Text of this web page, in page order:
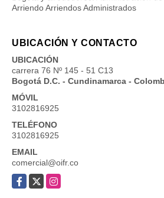
Arriendo Arriendos Administrados
UBICACIÓN Y CONTACTO
UBICACIÓN
carrera 76 Nº 145 - 51 C13
Bogotá D.C. - Cundinamarca -
MÓVIL
3102816925
TELÉFONO
3102816925
EMAIL
comercial@oifr.co
Facebook
X Instagram